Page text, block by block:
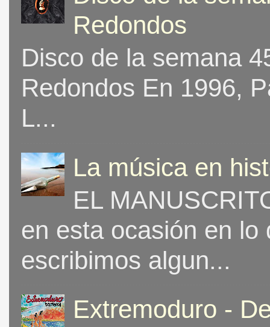
Redondos
Disco de la semana
Redondos En 1996,
L...
La música en
EL
en esta ocasión en
escribimos algun...
Extremoduro -